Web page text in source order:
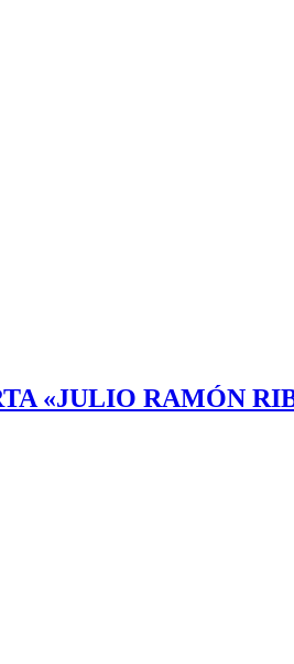
«JULIO RAMÓN